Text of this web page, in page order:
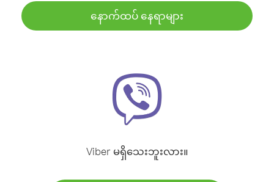
နောက်ထပ် နေရာများ
Viber မရှိသေးဘူးလား။